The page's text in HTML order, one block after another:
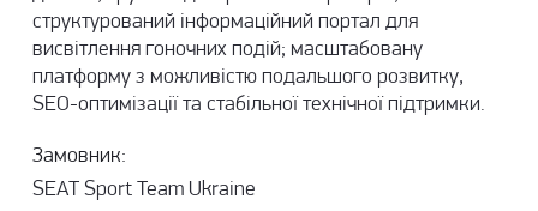
структурований інформаційний портал для
висвітлення гоночних подій; масштабовану
платформу з можливістю подальшого розвитку,
SEO-оптимізації та стабільної технічної підтримки.
Замовник:
SEAT Sport Team Ukraine